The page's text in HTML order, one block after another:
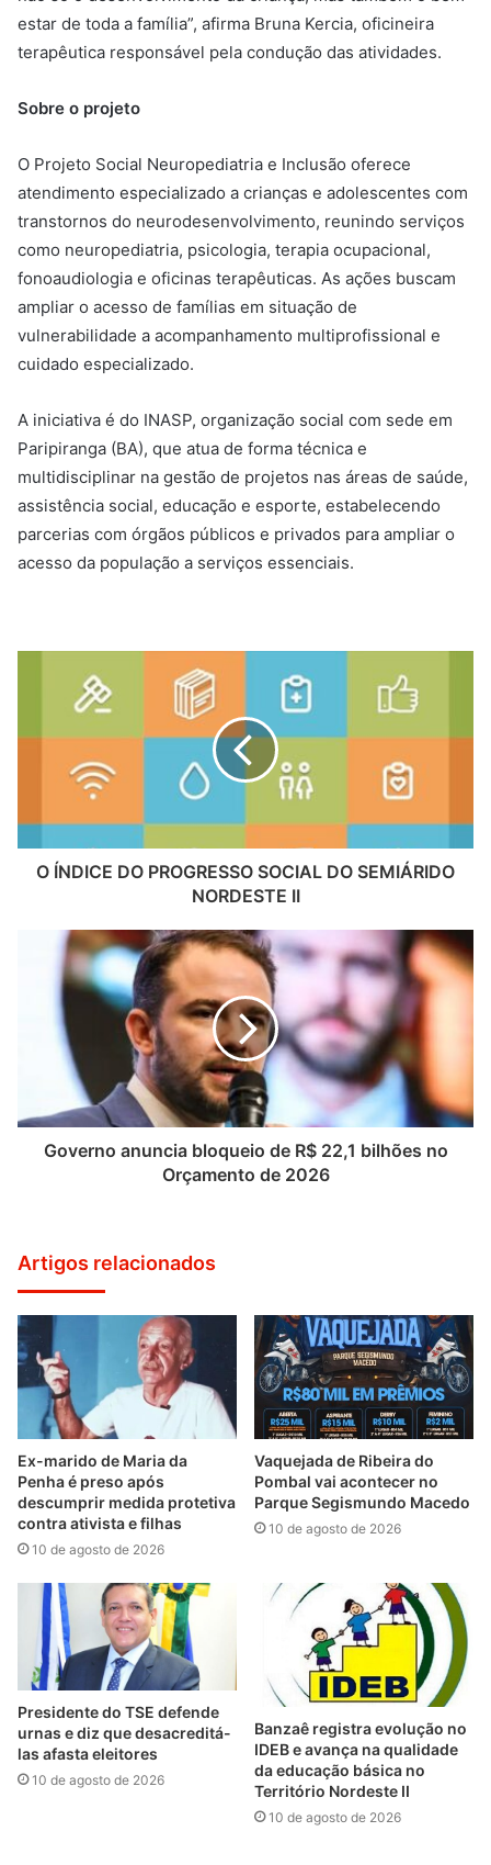
estar de toda a família”, afirma Bruna Kercia, oficineira
terapêutica responsável pela condução das atividades.
Sobre o projeto
O Projeto Social Neuropediatria e Inclusão oferece
atendimento especializado a crianças e adolescentes com
transtornos do neurodesenvolvimento, reunindo serviços
como neuropediatria, psicologia, terapia ocupacional,
fonoaudiologia e oficinas terapêuticas. As ações buscam
ampliar o acesso de famílias em situação de
vulnerabilidade a acompanhamento multiprofissional e
cuidado especializado.
A iniciativa é do INASP, organização social com sede em
Paripiranga (BA), que atua de forma técnica e
multidisciplinar na gestão de projetos nas áreas de saúde,
assistência social, educação e esporte, estabelecendo
parcerias com órgãos públicos e privados para ampliar o
acesso da população a serviços essenciais.
O ÍNDICE DO PROGRESSO SOCIAL DO SEMIÁRIDO
NORDESTE II
Governo anuncia bloqueio de R$ 22,1 bilhões no
Orçamento de 2026
Artigos relacionados
Ex-marido de Maria da
Penha é preso após
descumprir medida protetiva
contra ativista e filhas
10 de agosto de 2026
Vaquejada de Ribeira do
Pombal vai acontecer no
Parque Segismundo Macedo
10 de agosto de 2026
Presidente do TSE defende
urnas e diz que desacreditá-
las afasta eleitores
10 de agosto de 2026
Banzaê registra evolução no
IDEB e avança na qualidade
da educação básica no
Território Nordeste II
10 de agosto de 2026